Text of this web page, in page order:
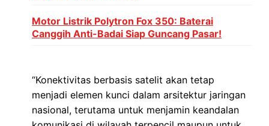
Motor Listrik Polytron Fox 350: Baterai
Canggih Anti-Badai Siap Guncang Pasar!
“Konektivitas berbasis satelit akan tetap
menjadi elemen kunci dalam arsitektur jaringan
nasional, terutama untuk menjamin keandalan